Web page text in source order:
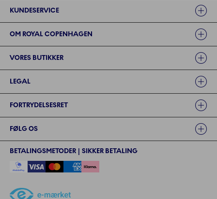
KUNDESERVICE
OM ROYAL COPENHAGEN
VORES BUTIKKER
LEGAL
FORTRYDELSESRET
FØLG OS
BETALINGSMETODER | SIKKER BETALING